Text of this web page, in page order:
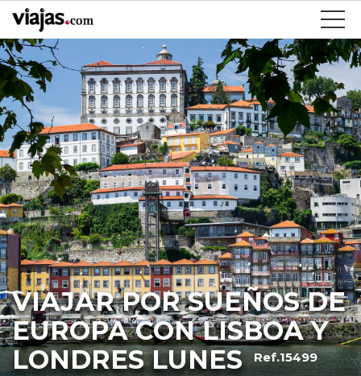
VIAJAR POR SUEÑOS DE
EUROPA CON LISBOA Y
LONDRES LUNES
Ref.15499